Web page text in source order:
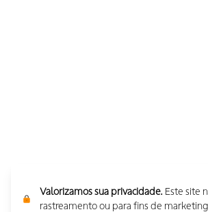
Valorizamos sua privacidade. Este site
rastreamento ou para fins de